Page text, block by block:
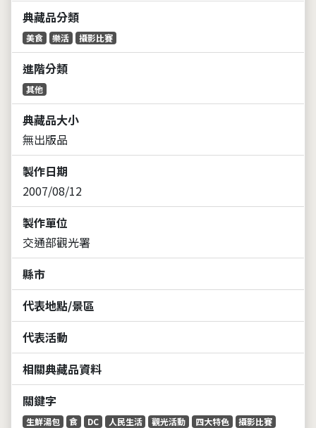
典藏品分類
美食 樂活 攝影比賽
進階分類
其他
典藏品大小
無出版品
製作日期
2007/08/12
製作單位
交通部觀光署
縣市
代表地點/景區
代表活動
相關典藏品資料
關鍵字
生鮮湯包 食 DC 人民生活 觀光活動 四大特色
攝影比賽